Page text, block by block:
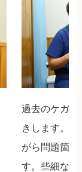
過去のケガや
きします。
がら問題箇
す。些細な事